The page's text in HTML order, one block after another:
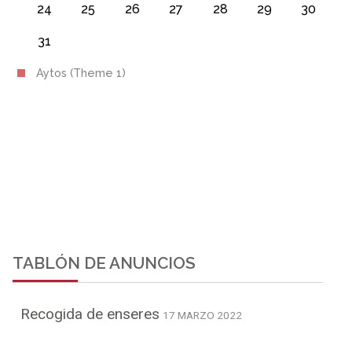
24 25 26 27 28 29 30
31
Aytos (Theme 1)
TABLÓN DE ANUNCIOS
Recogida de enseres 17 MARZO 2022